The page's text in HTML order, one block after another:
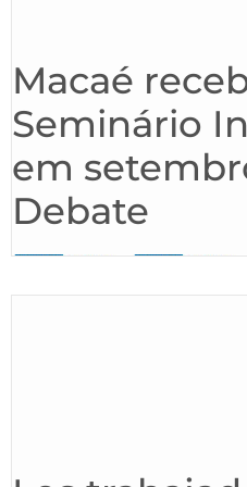
Macaé
Seminário
em
Debate